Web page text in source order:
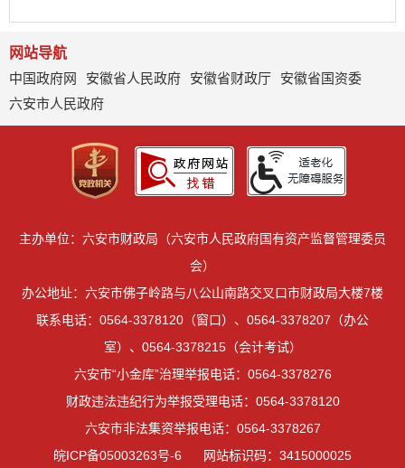
网站导航
中国政府网
安徽省人民政府 安徽省财政厅
安徽省国资委
六安市人民政府
主办单位：六安市财政局（六安市人民政府国有资产监督管理委员
会）
办公地址：六安市佛子岭路与八公山南路交叉口市财政局大楼7楼
联系电话：0564-3378120（窗口）、0564-3378207（办公
室）、0564-3378215（会计考试）
六安市“小金库”治理举报电话：0564-3378276
财政违法违纪行为举报受理电话：0564-3378120
六安市非法集资举报电话：0564-3378267
皖ICP备05003263号-6
网站标识码：3415000025